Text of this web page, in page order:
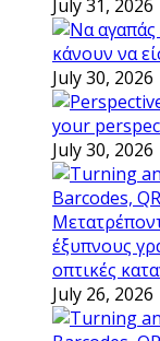
July 31, 2026
κάνουν να
July 30, 2026
your
July 30, 2026
έξυπνους
οπτικές
July 26, 2026